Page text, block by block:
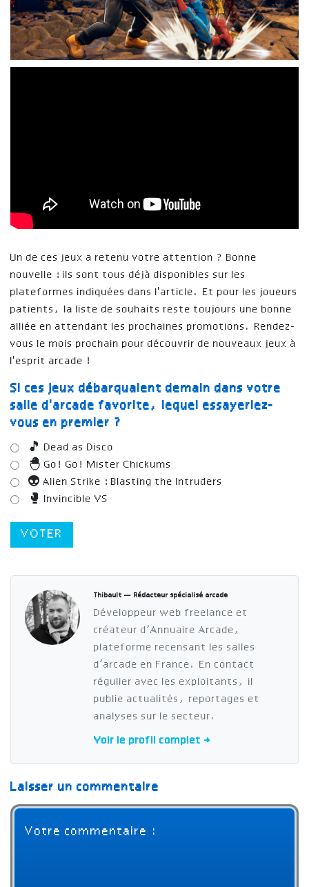
Un de ces jeux a retenu votre attention ? Bonne
nouvelle : ils sont tous déjà disponibles sur les
plateformes indiquées dans l'article. Et pour les joueurs
patients, la liste de souhaits reste toujours une bonne
alliée en attendant les prochaines promotions. Rendez-
vous le mois prochain pour découvrir de nouveaux jeux à
l'esprit arcade !
Si ces jeux débarquaient demain dans votre
salle d'arcade favorite, lequel essayeriez-
vous en premier ?
🎵 Dead as Disco
🐣 Go! Go! Mister Chickums
👽 Alien Strike : Blasting the Intruders
🥊 Invincible VS
VOTER
Thibault — Rédacteur spécialisé arcade
Développeur web freelance et
créateur d’Annuaire Arcade,
plateforme recensant les salles
d’arcade en France. En contact
régulier avec les exploitants, il
publie actualités, reportages et
analyses sur le secteur.
Voir le profil complet →
Laisser un commentaire